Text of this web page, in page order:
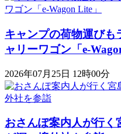
キャンプの荷物運びも
ャリーワゴン「​​e-
2026年07月25日 12時00分
おさんぽ案内人が行